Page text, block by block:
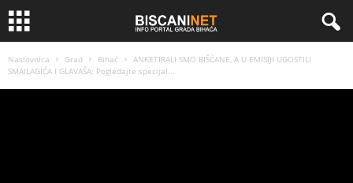
Naslovnica Grad Bihać
ANKETIRALI SMO BIŠĆANE, A U EMISIJI UGOSTILI
SMAILAGIĆA I GLAVAŠA: Pogledajte specijal...